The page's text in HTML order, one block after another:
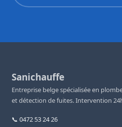
Sanichauffe
Entreprise belge spécialisée en
et détection de fuites. Intervention
📞 0472 53 24 26